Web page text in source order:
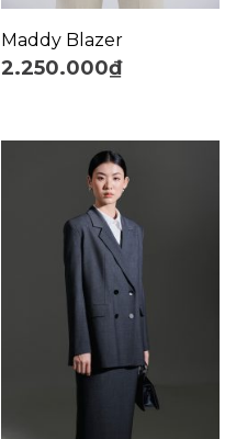
Maddy Blazer
2.250.000₫